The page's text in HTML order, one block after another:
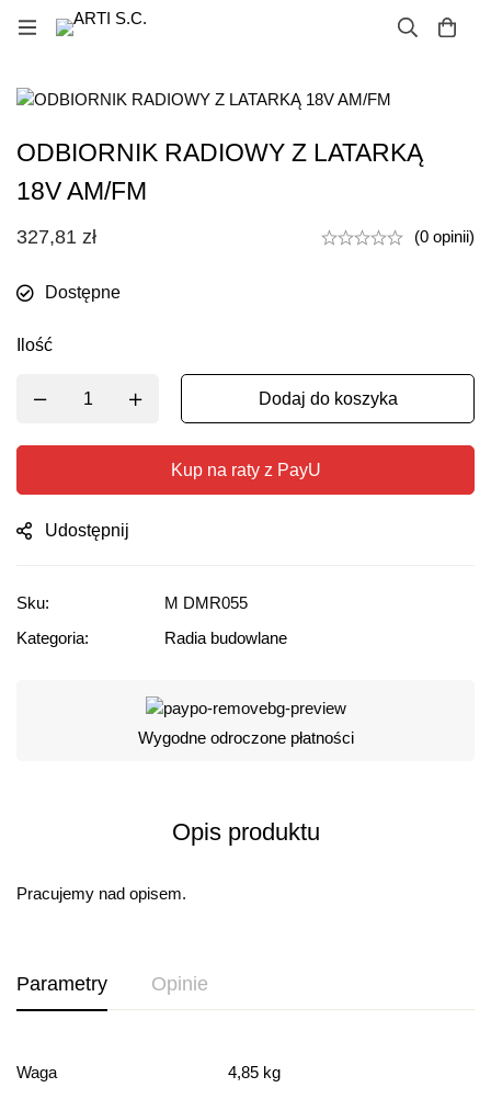
ODBIORNIK RADIOWY Z LATARKĄ
18V AM/FM
327,81 zł (0 opinii)
Dostępne
Ilość
Dodaj do koszyka
Kup na raty z PayU
Udostępnij
Sku:
M DMR055
Kategoria:
Radia budowlane
Wygodne odroczone płatności
Opis produktu
Pracujemy nad opisem.
Parametry Opinie
Waga
4,85 kg
Ocena i recenzja